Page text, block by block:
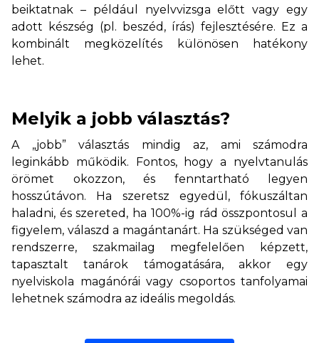
beiktatnak – például nyelvvizsga előtt vagy egy
adott készség (pl. beszéd, írás) fejlesztésére. Ez a
kombinált megközelítés különösen hatékony
lehet.
Melyik a jobb választás?
A „jobb” választás mindig az, ami számodra
leginkább működik. Fontos, hogy a nyelvtanulás
örömet okozzon, és fenntartható legyen
hosszútávon. Ha szeretsz egyedül, fókuszáltan
haladni, és szereted, ha 100%-ig rád összpontosul a
figyelem, válaszd a magántanárt. Ha szükséged van
rendszerre, szakmailag megfelelően képzett,
tapasztalt tanárok támogatására, akkor egy
nyelviskola magánórái vagy csoportos tanfolyamai
lehetnek számodra az ideális megoldás.